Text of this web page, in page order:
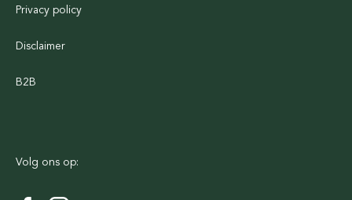
Privacy policy
Disclaimer
B2B
Volg ons op: